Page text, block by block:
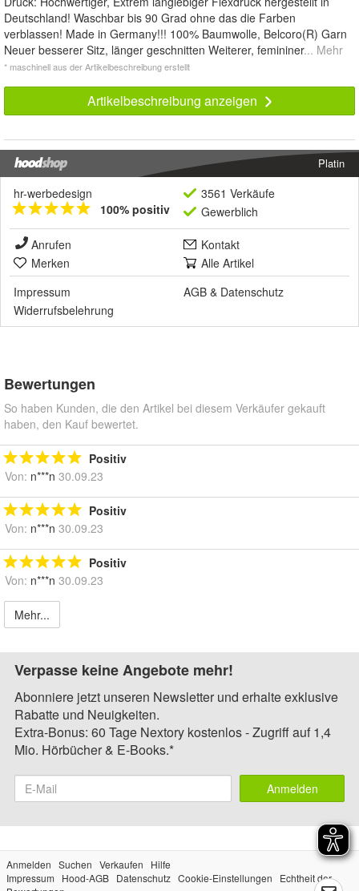
Deutschland! Waschbar bis 90 Grad ohne das die Farben
verblassen! Made in Germany!!! 100% Baumwolle, Belcoro(R) Garn
Neuer besserer Sitz, länger geschnitten Weiterer, femininer... Mehr
* maschinell aus der Artikelbeschreibung erstellt
Artikelbeschreibung anzeigen
Platin
hr-werbedesign
100% positiv
3561 Verkäufe
Gewerblich
Anrufen
Kontakt
Merken
Alle Artikel
Impressum
AGB & Datenschutz
Widerrufsbelehrung
Bewertungen
So haben Kunden, die den Artikel bei diesem Verkäufer gekauft
haben, den Kauf bewertet.
Positiv
Von: n***n 30.09.23
Positiv
Von: n***n 30.09.23
Positiv
Von: n***n 30.09.23
Mehr...
Verpasse keine Angebote mehr!
Abonniere jetzt unseren Newsletter und erhalte exklusive
Rabatte und Neuigkeiten.
Extra-Bonus: 60 Tage Nextory kostenlos - Zugriff auf 1,4
Mio. Hörbücher & E-Books.*
Anmelden
Anmelden Suchen Verkaufen
Hilfe
Impressum
Hood-AGB Datenschutz Cookie-Einstellungen
Echtheit der